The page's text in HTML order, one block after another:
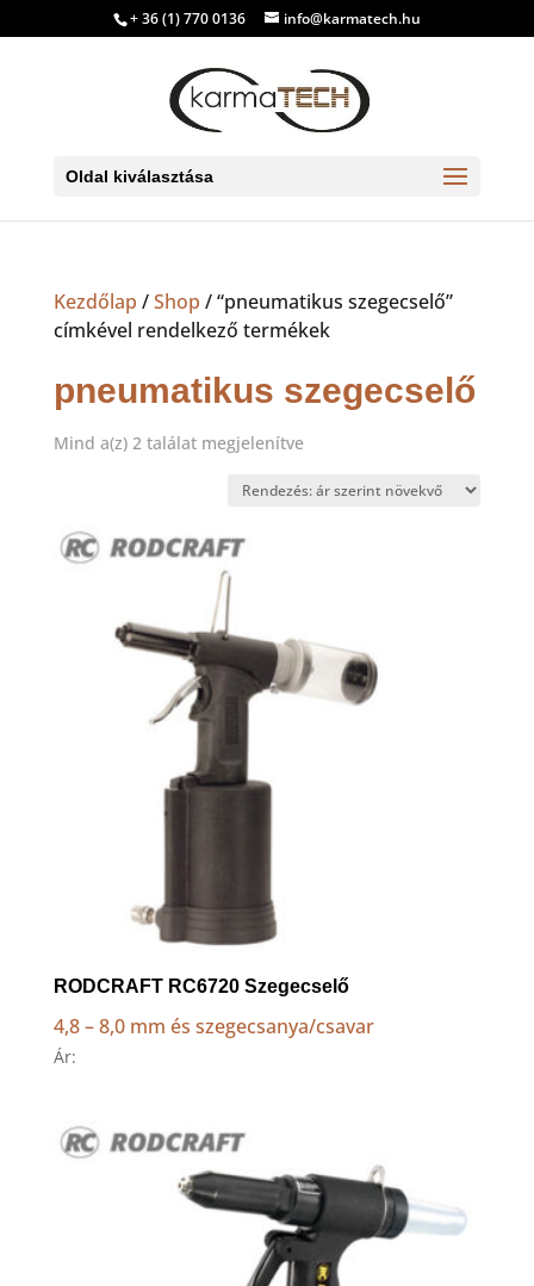
+ 36 (1) 770 0136 info@karmatech.hu
Oldal kiválasztása
Kezdőlap /Shop / “pneumatikus szegecselő”
címkével rendelkező termékek
pneumatikus szegecselő
Mind a(z) 2 találat megjelenítveSorted
price:
RODCRAFT RC6720 Szegecselő
4,8 – 8,0 mm és szegecsanya/csavar
Ár: